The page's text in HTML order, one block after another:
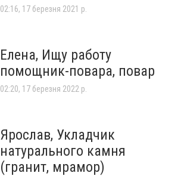
02:16, 17 березня 2021 р.
Елена, Ищу работу
помощник-повара, повар
02:20, 17 березня 2022 р.
Ярослав, Укладчик
натурального камня
(гранит, мрамор)